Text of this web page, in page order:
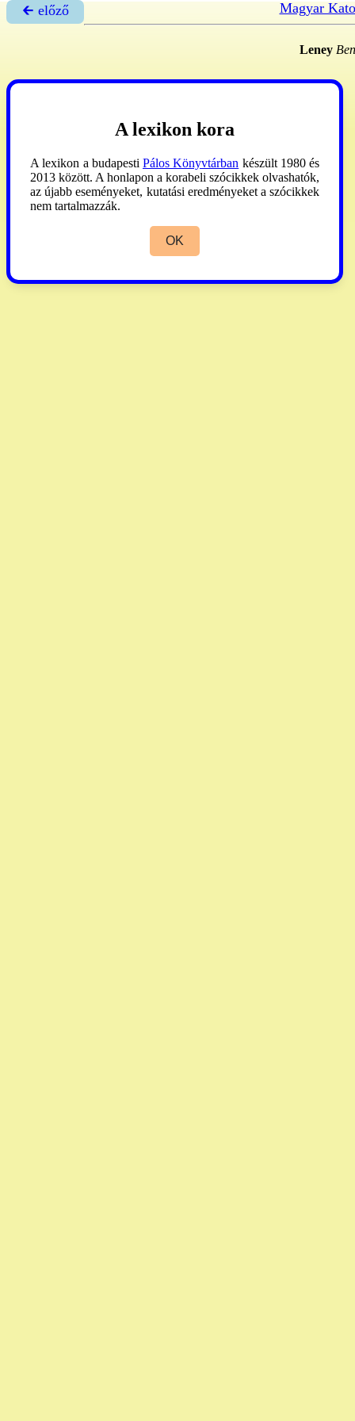
🡰 előző Magyar
Leney
A lexikon kora
A lexikon a budapesti Pálos Könyvtárban készült 1980 és
2013 között. A honlapon a korabeli szócikkek olvashatók,
az újabb eseményeket, kutatási eredményeket a szócikkek
nem tartalmazzák.
OK